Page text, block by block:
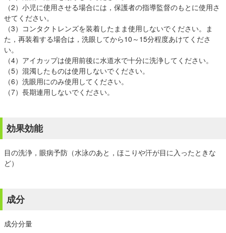
（2）小児に使用させる場合には，保護者の指導監督のもとに使用さ
せてください。
（3）コンタクトレンズを装着したまま使用しないでください。ま
た，再装着する場合は，洗眼してから10～15分程度あけてくださ
い。
（4）アイカップは使用前後に水道水で十分に洗浄してください。
（5）混濁したものは使用しないでください。
（6）洗眼用にのみ使用してください。
（7）長期連用しないでください。
効果効能
目の洗浄，眼病予防（水泳のあと，ほこりや汗が目に入ったときな
ど）
成分
成分分量